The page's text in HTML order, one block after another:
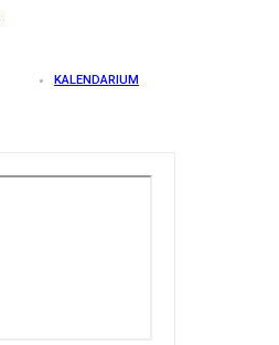
KALENDARIUM